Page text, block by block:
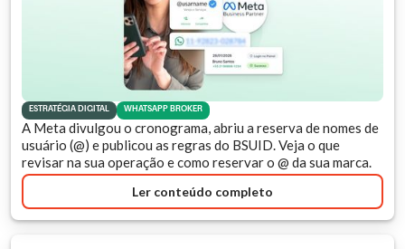
ESTRATÉGIA DIGITAL WHATSAPP BROKER
A Meta divulgou o cronograma, abriu a reserva de nomes de
usuário (@) e publicou as regras do BSUID. Veja o que
revisar na sua operação e como reservar o @ da sua marca.
Ler conteúdo completo